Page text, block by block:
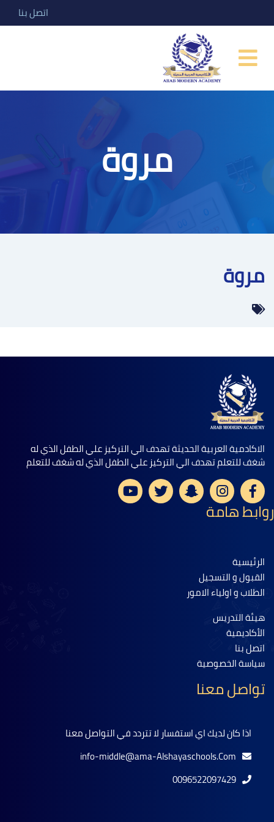
اتصل بنا
مروة
مروة
الاكادمية العربية الحديثة تهدف الي التركيز علي الطفل الذي له
شغف للتعلم تهدف الي التركيز علي الطفل الذي له شغف للتعلم
روابط هامة
الرئيسية
القبول و التسجيل
الطلاب و اولياء الامور
هيئة التدريس
الأكاديمية
اتصل بنا
سياسة الخصوصية
تواصل معنا
اذا كان لديك اي استفسار لا تتردد في التواصل معنا
info-middle@ama-Alshayaschools.Com
0096522097429